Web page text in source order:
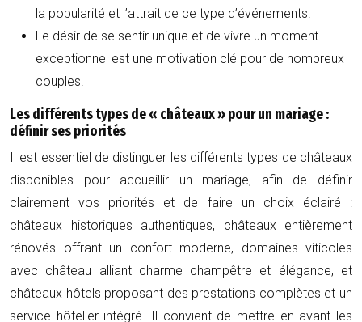
la popularité et l’attrait de ce type d’événements.
Le désir de se sentir unique et de vivre un moment
exceptionnel est une motivation clé pour de nombreux
couples.
Les différents types de « châteaux » pour un mariage :
définir ses priorités
Il est essentiel de distinguer les différents types de châteaux
disponibles pour accueillir un mariage, afin de définir
clairement vos priorités et de faire un choix éclairé :
châteaux historiques authentiques, châteaux entièrement
rénovés offrant un confort moderne, domaines viticoles
avec château alliant charme champêtre et élégance, et
châteaux hôtels proposant des prestations complètes et un
service hôtelier intégré. Il convient de mettre en avant les